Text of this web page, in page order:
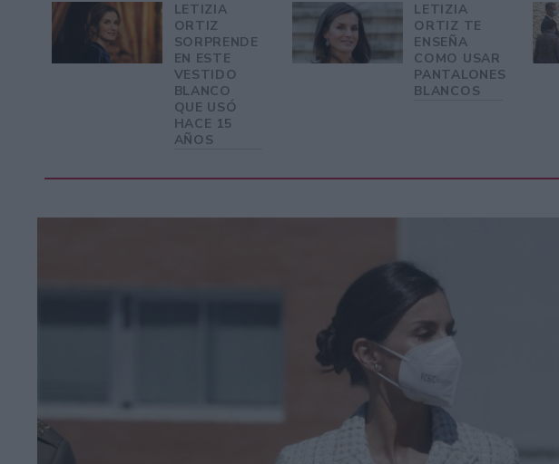
LETIZIA
ORTIZ
SORPRENDE
EN ESTE
VESTIDO
BLANCO
QUE USÓ
HACE 15
AÑOS
LETIZIA
ORTIZ TE
ENSEÑA
COMO USAR
PANTALONES
BLANCOS